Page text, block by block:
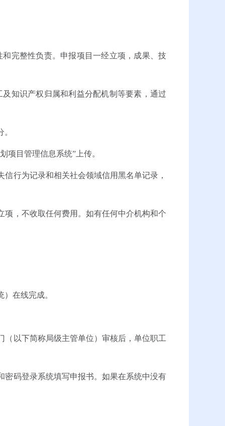
完整性负责。申报项目一经立项，成果、技
知识产权归属和利益分配机制等要素，通过
目管理信息系统”上传。
行为记录和相关社会领域信用黑名单记录，
，不收取任何费用。如有任何中介机构和个
在线完成。
以下简称局级主管单位）审核后，单位职工
码登录系统填写申报书。如果在系统中没有